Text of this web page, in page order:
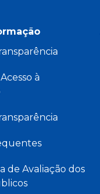
à
de Avaliação dos